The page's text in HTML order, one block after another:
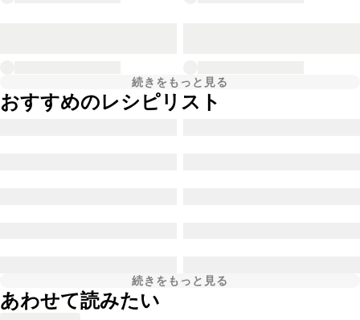
続きをもっと見る
おすすめのレシピリスト
続きをもっと見る
あわせて読みたい